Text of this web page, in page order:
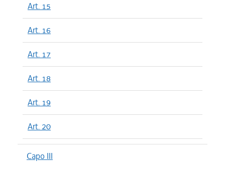
Art. 15
Art. 16
Art. 17
Art. 18
Art. 19
Art. 20
Capo III